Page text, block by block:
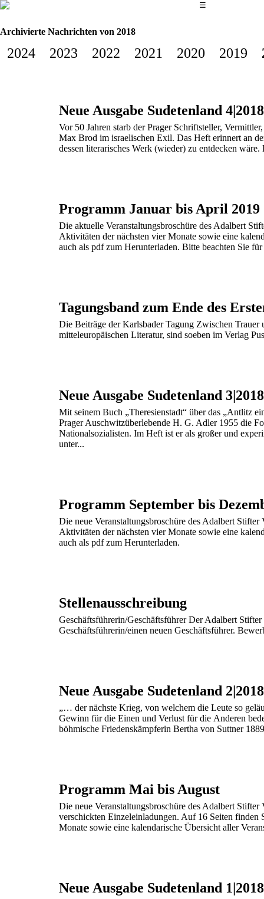
Das
☰
Archivierte Nachrichten von 2018
2024 2023 2022 2021 2020 2019
Neue Ausgabe Sudetenland 4|2018
Vor 50 Jahren starb der Prager Schriftsteller,
Max Brod im israelischen Exil. Das Heft erinnert an
dessen literarisches Werk (wieder) zu entdecken
Programm Januar bis April 2019
Die aktuelle Veranstaltungsbroschüre des Adalbert
Aktivitäten der nächsten vier Monate sowie eine
auch als pdf zum Herunterladen. Bitte beachten Sie
Die Beiträge der Karlsbader Tagung Zwischen
mitteleuropäischen Literatur, sind soeben im Verlag
Neue Ausgabe Sudetenland 3|2018
Mit seinem Buch „Theresienstadt“ über das „Antlitz
Prager Auschwitzüberlebende H. G. Adler 1955 die
Nationalsozialisten. Im Heft ist er als großer und
unter...
Programm September bis
Die neue Veranstaltungsbroschüre des Adalbert
Aktivitäten der nächsten vier Monate sowie eine
auch als pdf zum Herunterladen.
Stellenausschreibung
Geschäftsführerin/Geschäftsführer Der Adalbert
Geschäftsführerin/einen neuen Geschäftsführer.
Neue Ausgabe Sudetenland 2|2018
„… der nächste Krieg, von welchem die Leute so
Gewinn für die Einen und Verlust für die Anderen
böhmische Friedenskämpferin Bertha von Suttner
Programm Mai bis August
Die neue Veranstaltungsbroschüre des Adalbert Stifter
verschickten Einzeleinladungen. Auf 16 Seiten finden
Monate sowie eine kalendarische Übersicht aller
Neue Ausgabe Sudetenland 1|2018